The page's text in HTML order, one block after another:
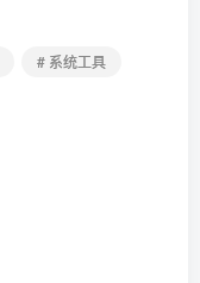
# 系统工具